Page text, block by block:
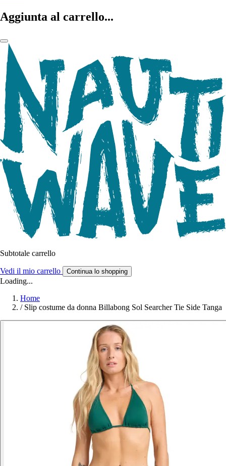
Aggiunta al carrello...
Subtotale carrello
Vedi il mio carrello Continua lo shopping
Loading...
Home
/ Slip costume da donna Billabong Sol Searcher Tie Side Tanga